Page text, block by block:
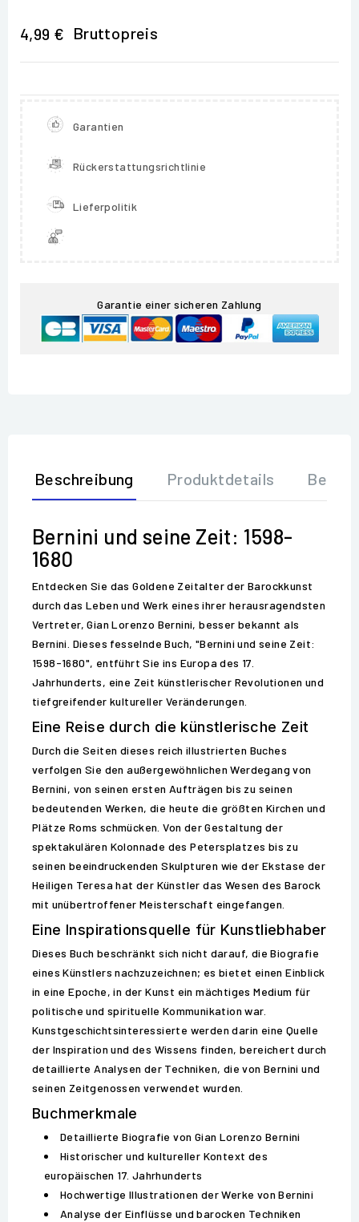
4,99 € Bruttopreis
Garantien
Rückerstattungsrichtlinie
Lieferpolitik
Garantie einer sicheren Zahlung
Beschreibung Produktdetails
Bernini und seine Zeit: 1598-
1680
Entdecken Sie das Goldene Zeitalter der Barockkunst
durch das Leben und Werk eines ihrer herausragendsten
Vertreter, Gian Lorenzo Bernini, besser bekannt als
Bernini. Dieses fesselnde Buch, "Bernini und seine Zeit:
1598-1680", entführt Sie ins Europa des 17.
Jahrhunderts, eine Zeit künstlerischer Revolutionen und
tiefgreifender kultureller Veränderungen.
Eine Reise durch die künstlerische Zeit
Durch die Seiten dieses reich illustrierten Buches
verfolgen Sie den außergewöhnlichen Werdegang von
Bernini, von seinen ersten Aufträgen bis zu seinen
bedeutenden Werken, die heute die größten Kirchen und
Plätze Roms schmücken. Von der Gestaltung der
spektakulären Kolonnade des Petersplatzes bis zu
seinen beeindruckenden Skulpturen wie der Ekstase der
Heiligen Teresa hat der Künstler das Wesen des Barock
mit unübertroffener Meisterschaft eingefangen.
Eine Inspirationsquelle für Kunstliebhaber
Dieses Buch beschränkt sich nicht darauf, die Biografie
eines Künstlers nachzuzeichnen; es bietet einen Einblick
in eine Epoche, in der Kunst ein mächtiges Medium für
politische und spirituelle Kommunikation war.
Kunstgeschichtsinteressierte werden darin eine Quelle
der Inspiration und des Wissens finden, bereichert durch
detaillierte Analysen der Techniken, die von Bernini und
seinen Zeitgenossen verwendet wurden.
Buchmerkmale
Detaillierte Biografie von Gian Lorenzo Bernini
Historischer und kultureller Kontext des
europäischen 17. Jahrhunderts
Hochwertige Illustrationen der Werke von Bernini
Analyse der Einflüsse und barocken Techniken